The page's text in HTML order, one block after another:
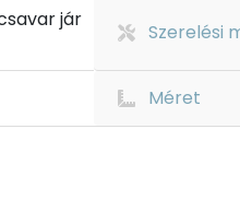
jár
Szerelési
Méret